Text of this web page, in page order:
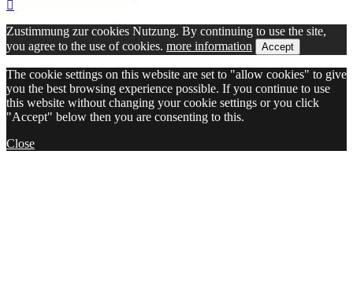
Zustimmung zur cookies Nutzung. By continuing to use the site,
you agree to the use of cookies. more information Accept
The cookie settings on this website are set to "allow cookies" to give
you the best browsing experience possible. If you continue to use
this website without changing your cookie settings or you click
"Accept" below then you are consenting to this.
Close